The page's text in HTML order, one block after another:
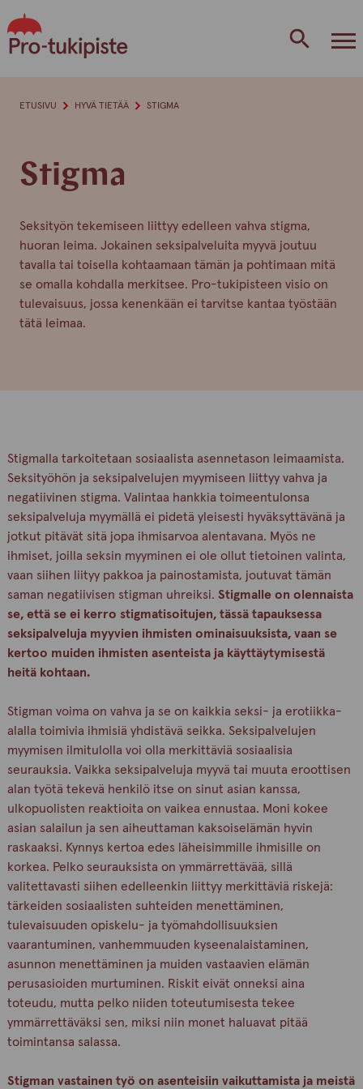
to
content
Stigma
Seksityön tekemiseen liittyy edelleen vahva stigma,
huoran leima. Jokainen seksipalveluita myyvä joutuu
tavalla tai toisella kohtaamaan tämän ja pohtimaan mitä
se omalla kohdalla merkitsee. Pro-tukipisteen visio on
tulevaisuus, jossa kenenkään ei tarvitse kantaa työstään
tätä leimaa.
ETUSIVU HYVÄ TIETÄÄ STIGMA
Stigmalla tarkoitetaan sosiaalista asennetason leimaamista.
Seksityöhön ja seksipalvelujen myymiseen liittyy vahva ja
negatiivinen stigma. Valintaa hankkia toimeentulonsa
seksipalveluja myymällä ei pidetä yleisesti hyväksyttävänä ja
jotkut pitävät sitä jopa ihmisarvoa alentavana. Myös ne
ihmiset, joilla seksin myyminen ei ole ollut tietoinen valinta,
vaan siihen liityy pakkoa ja painostamista, joutuvat tämän
saman negatiivisen stigman uhreiksi. Stigmalle on olennaista
se, että se ei kerro stigmatisoitujen, tässä tapauksessa
seksipalveluja myyvien ihmisten ominaisuuksista, vaan se
kertoo muiden ihmisten asenteista ja käyttäytymisestä
heitä kohtaan.
Stigman voima on vahva ja se on kaikkia seksi- ja erotiikka-
alalla toimivia ihmisiä yhdistävä seikka. Seksipalvelujen
myymisen ilmitulolla voi olla merkittäviä sosiaalisia
seurauksia. Vaikka seksipalveluja myyvä tai muuta eroottisen
alan työtä tekevä henkilö itse on sinut asian kanssa,
ulkopuolisten reaktioita on vaikea ennustaa. Moni kokee
asian salailun ja sen aiheuttaman kaksoiselämän hyvin
raskaaksi. Kynnys kertoa edes läheisimmille ihmisille on
korkea. Pelko seurauksista on ymmärrettävää, sillä
valitettavasti siihen edelleenkin liittyy merkittäviä riskejä:
tärkeiden sosiaalisten suhteiden menettäminen,
tulevaisuuden opiskelu- ja työmahdollisuuksien
vaarantuminen, vanhemmuuden kyseenalaistaminen,
asunnon menettäminen ja muiden vastaavien elämän
perusasioiden murtuminen. Riskit eivät onneksi aina
toteudu, mutta pelko niiden toteutumisesta tekee
ymmärrettäväksi sen, miksi niin monet haluavat pitää
toimintansa salassa.
Stigman vastainen työ on asenteisiin vaikuttamista ja meistä